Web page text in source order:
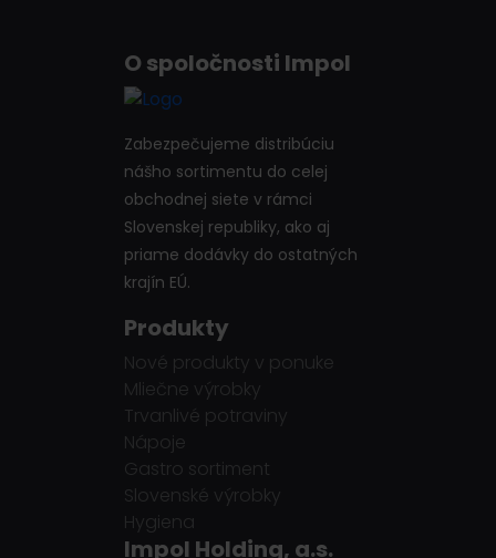
O spoločnosti Impol
Zabezpečujeme distribúciu
nášho sortimentu do celej
obchodnej siete v rámci
Slovenskej republiky, ako aj
priame dodávky do ostatných
krajín EÚ.
Produkty
Nové produkty v ponuke
Mliečne výrobky
Trvanlivé potraviny
Nápoje
Gastro sortiment
Slovenské výrobky
Hygiena
Impol Holding, a.s.